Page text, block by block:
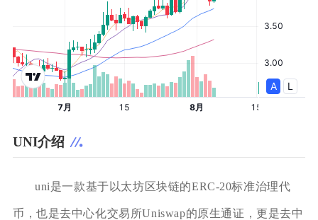
UNI介绍
uni是一款基于以太坊区块链的ERC-20标准治理代
币，也是去中心化交易所Uniswap的原生通证，更是去中